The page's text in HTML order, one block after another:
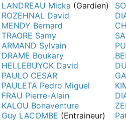
LANDREAU Micka (Gardien)
ROZEHNAL David
MENDY Bernard
TRAORE Samy
ARMAND Sylvain
DRAME Boukary
HELLEBUYCK David
PAULO CESAR
PAULETA Pedro Miguel
FRAU Pierre-Alain
KALOU Bonaventure
Guy LACOMBE (Entraineur)